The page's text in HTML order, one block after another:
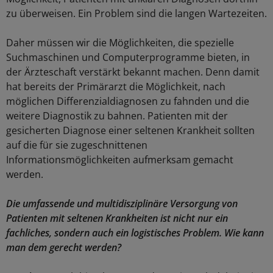
zu überweisen. Ein Problem sind die langen Wartezeiten.
Daher müssen wir die Möglichkeiten, die spezielle
Suchmaschinen und Computerprogramme bieten, in
der Ärzteschaft verstärkt bekannt machen. Denn damit
hat bereits der Primärarzt die Möglichkeit, nach
möglichen Differenzialdiagnosen zu fahnden und die
weitere Diagnostik zu bahnen. Patienten mit der
gesicherten Diagnose einer seltenen Krankheit sollten
auf die für sie zugeschnittenen
Informationsmöglichkeiten aufmerksam gemacht
werden.
Die umfassende und multidisziplinäre Versorgung von
Patienten mit seltenen Krankheiten ist nicht nur ein
fachliches, sondern auch ein logistisches Problem. Wie kann
man dem gerecht werden?